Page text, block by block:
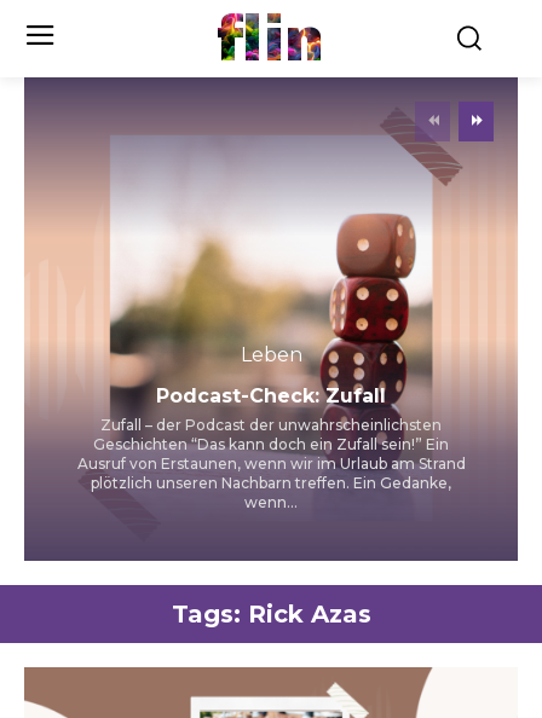
flin
Leben
Podcast-Check: Zufall
Zufall – der Podcast der unwahrscheinlichsten
Geschichten “Das kann doch ein Zufall sein!” Ein
Ausruf von Erstaunen, wenn wir im Urlaub am Strand
plötzlich unseren Nachbarn treffen. Ein Gedanke,
wenn...
Tags: Rick Azas